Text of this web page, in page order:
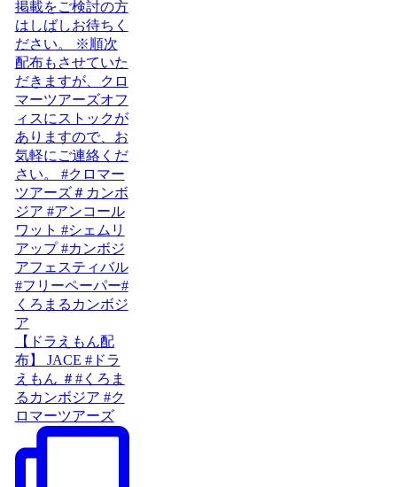
【ドラえもん配
布】 JACE #ドラ
えもん ＃#くろま
るカンボジア #ク
ロマーツアーズ